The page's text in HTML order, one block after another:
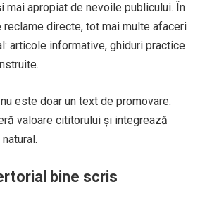
mai apropiat de nevoile publicului. În
directe, tot mai multe afaceri
articole informative, ghiduri practice
este doar un text de promovare.
valoare cititorului și integrează
bine scris